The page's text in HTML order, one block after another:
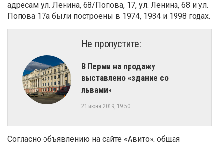
адресам ул. Ленина, 68/Попова, 17, ул. Ленина, 68 и ул.
Попова 17а были построены в 1974, 1984 и 1998 годах.
Не пропустите:
​В Перми на продажу
выставлено «здание со
львами»
21 июня 2019, 19:50
Согласно объявлению на сайте «Авито», общая